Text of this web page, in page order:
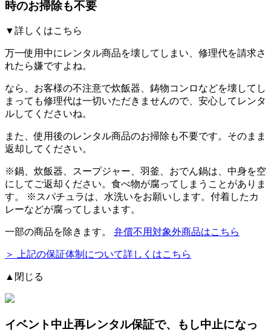
時のお掃除も不要
▼詳しくはこちら
万一使用中にレンタル商品を壊してしまい、修理代を請求さ
れたら嫌ですよね。
なら、お客様の不注意で炊飯器、鋳物コンロなどを壊してし
まっても修理代は一切いただきませんので、安心してレンタ
ルしてくださいね。
また、使用後のレンタル商品のお掃除も不要です。そのまま
返却してください。
※鍋、炊飯器、スープジャー、羽釜、おでん鍋は、中身を空
にしてご返却ください。食べ物が腐ってしまうことがありま
す。 ※スパチュラは、水洗いをお願いします。付着したカ
レーなどが腐ってしまいます。
一部の商品を除きます。 弁償不用対象外商品はこちら
＞ 上記の保証体制について詳しくはこちら
▲閉じる
イベント中止再レンタル保証で、もし中止になっ